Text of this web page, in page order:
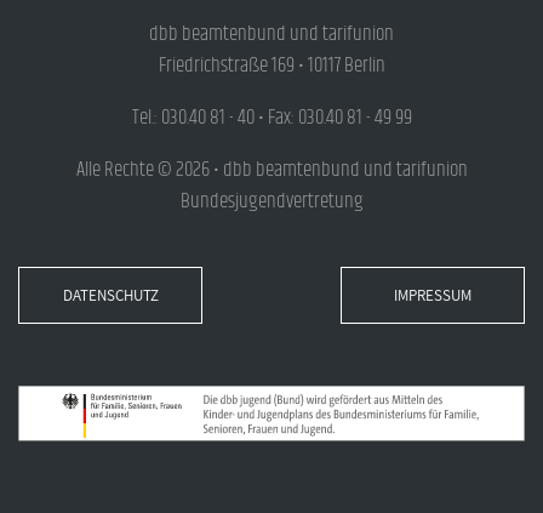
dbb beamtenbund und tarifunion
Friedrichstraße 169 • 10117 Berlin
Tel.: 030.40 81 - 40 • Fax: 030.40 81 - 49 99
Alle Rechte © 2026 • dbb beamtenbund und tarifunion
Bundesjugendvertretung
DATENSCHUTZ IMPRESSUM